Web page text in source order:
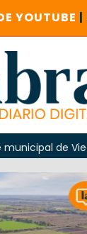
YOUTUBE |
Viedma
Roca